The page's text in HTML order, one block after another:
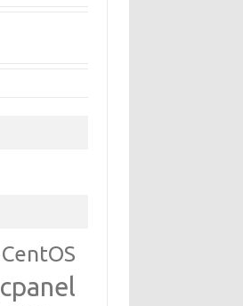
CentOS
cpanel